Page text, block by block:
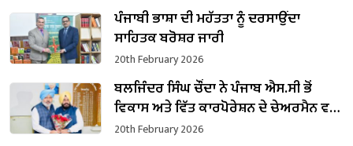
ਪੰਜਾਬੀ ਭਾਸ਼ਾ ਦੀ ਮਹੱਤਤਾ ਨੂੰ ਦਰਸਾਉਂਦਾ
ਸਾਹਿਤਕ ਬਰੋਸ਼ਰ ਜਾਰੀ
20th February 2026
ਬਲਜਿੰਦਰ ਸਿੰਘ ਚੌਂਦਾ ਨੇ ਪੰਜਾਬ ਐਸ.ਸੀ ਭੋਂ
ਵਿਕਾਸ ਅਤੇ ਵਿੱਤ ਕਾਰਪੋਰੇਸ਼ਨ ਦੇ ਚੇਅਰਮੈਨ ਵਜੋਂ
ਸੰਭਾਲਿਆ ਕਾਰਜਭਾਰ
20th February 2026